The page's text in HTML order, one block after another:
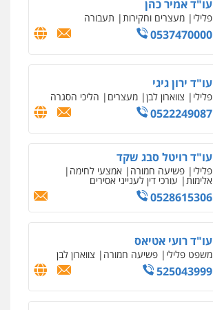
עו"ד אמיר כהן
פלילי מעצרים וחקירות תעבורה
0537470000
עו"ד ירון גיגי
פלילי צווארון לבן מעצרים הליכי הסגרה
0522249087
עו"ד רויטל סבג שקד
פלילי פשיעה חמורה אמצעי לחימה
אלימות עורכי דין לענייני אסירים
0528615306
עו"ד רועי אטיאס
משפט פלילי פשיעה חמורה צווארון לבן
525043999